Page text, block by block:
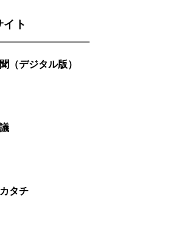
イト
（デジタル版）
タチ